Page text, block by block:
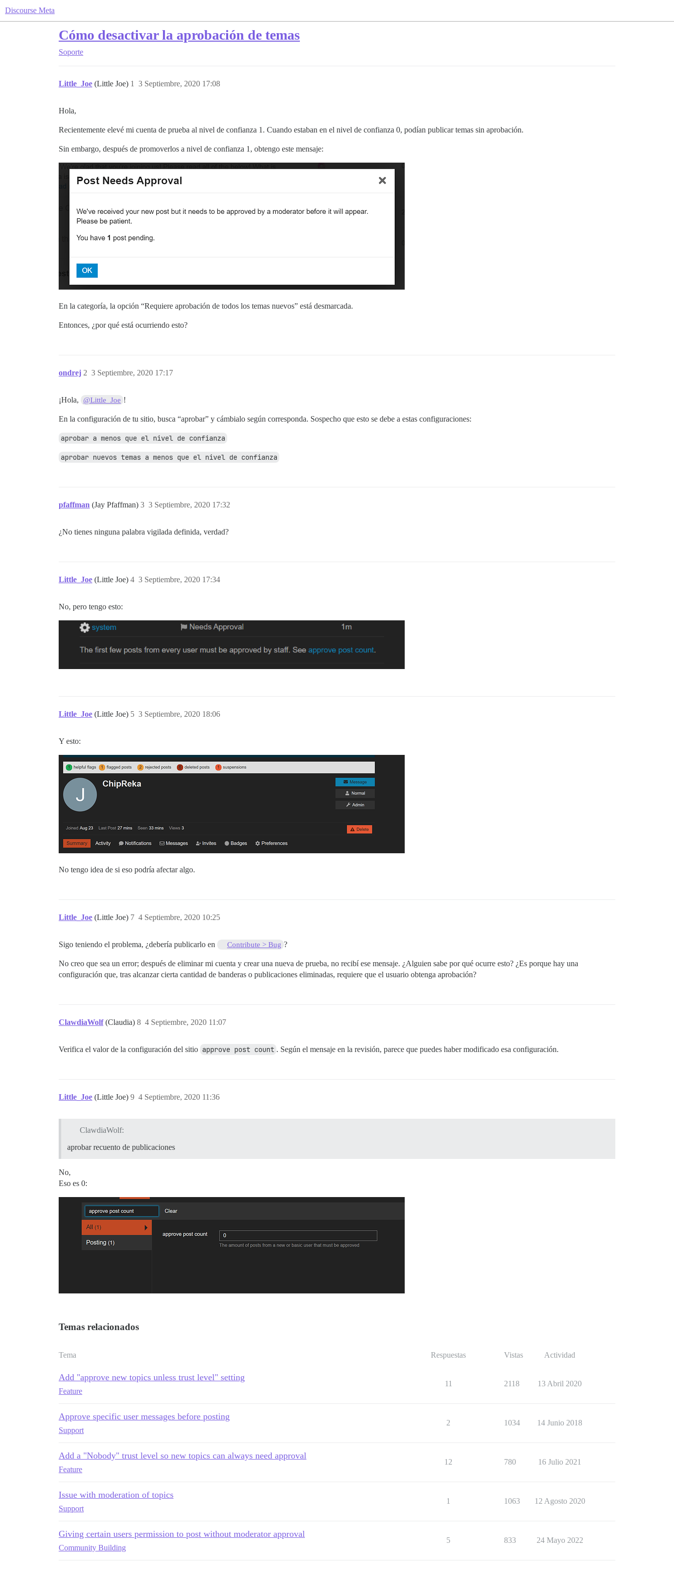
Discourse Meta
Cómo desactivar la aprobación de temas
Soporte
Little_Joe (Little Joe) 3 Septiembre, 2020 17:08
1
Hola,
Recientemente elevé mi cuenta de prueba al nivel de confianza 1. Cuando estaban en el nivel de confianza 0, podían publicar temas sin aprobación.
Sin embargo, después de promoverlos a nivel de confianza 1, obtengo este mensaje:
En la categoría, la opción “Requiere aprobación de todos los temas nuevos” está desmarcada.
Entonces, ¿por qué está ocurriendo esto?
ondrej 3 Septiembre, 2020 17:17
2
¡Hola, @Little_Joe !
En la configuración de tu sitio, busca “aprobar” y cámbialo según corresponda. Sospecho que esto se debe a estas configuraciones:
aprobar a menos que el nivel de confianza
aprobar nuevos temas a menos que el nivel de confianza
pfaffman (Jay Pfaffman) 3 Septiembre, 2020 17:32
3
¿No tienes ninguna palabra vigilada definida, verdad?
Little_Joe (Little Joe) 3 Septiembre, 2020 17:34
4
No, pero tengo esto:
Little_Joe (Little Joe) 3 Septiembre, 2020 18:06
5
Y esto:
No tengo idea de si eso podría afectar algo.
Little_Joe (Little Joe) 4 Septiembre, 2020 10:25
7
Sigo teniendo el problema, ¿debería publicarlo en Contribute > Bug ?
No creo que sea un error; después de eliminar mi cuenta y crear una nueva de prueba, no recibí ese mensaje. ¿Alguien sabe por qué ocurre esto? ¿Es porque hay una
configuración que, tras alcanzar cierta cantidad de banderas o publicaciones eliminadas, requiere que el usuario obtenga aprobación?
ClawdiaWolf (Claudia) 4 Septiembre, 2020 11:07
8
Verifica el valor de la configuración del sitio approve post count . Según el mensaje en la revisión, parece que puedes haber modificado esa configuración.
Little_Joe (Little Joe) 4 Septiembre, 2020 11:36
9
ClawdiaWolf:
aprobar recuento de publicaciones
No,
Eso es 0:
Temas relacionados
Tema Respuestas Vistas Actividad
Add "approve new topics unless trust level" setting
Feature
11 2118 13 Abril 2020
Approve specific user messages before posting
Support
2 1034 14 Junio 2018
Add a "Nobody" trust level so new topics can always need approval
Feature
12 780 16 Julio 2021
Issue with moderation of topics
Support
1 1063 12 Agosto 2020
Giving certain users permission to post without moderator approval
Community Building
5 833 24 Mayo 2022